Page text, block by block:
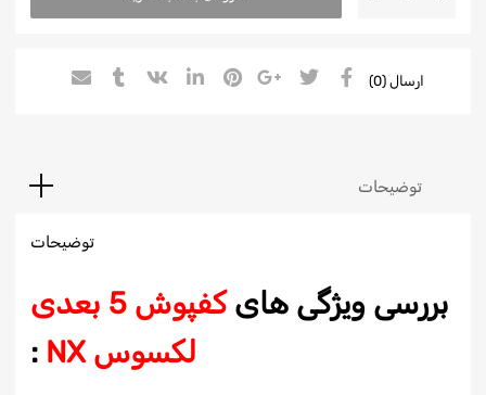
ارسال (0)
توضیحات
توضیحات
بررسی ویژگی های
کفپوش 5 بعدی
لکسوس NX
: